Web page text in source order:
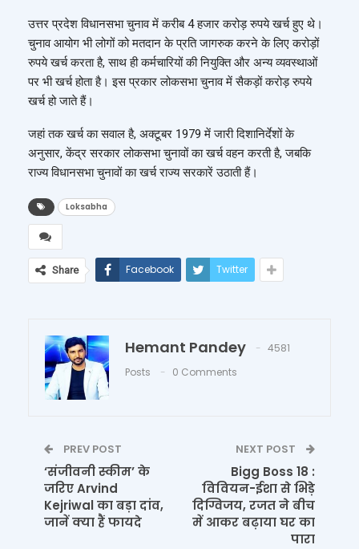
उत्तर प्रदेश विधानसभा चुनाव में करीब 4 हजार करोड़ रुपये खर्च हुए थे।
चुनाव आयोग भी लोगों को मतदान के प्रति जागरुक करने के लिए करोड़ों
रुपये खर्च करता है, साथ ही कर्मचारियों की नियुक्ति और अन्य व्यवस्थाओं
पर भी खर्च होता है। इस प्रकार लोकसभा चुनाव में सैकड़ों करोड़ रुपये
खर्च हो जाते हैं।
जहां तक खर्च का सवाल है, अक्टूबर 1979 में जारी दिशानिर्देशों के
अनुसार, केंद्र सरकार लोकसभा चुनावों का खर्च वहन करती है, जबकि
राज्य विधानसभा चुनावों का खर्च राज्य सरकारें उठाती हैं।
Loksabha
Share Facebook Twitter
Hemant Pandey
4581
Posts
0 Comments
PREV POST
‘संजीवनी स्कीम’ के
जरिए Arvind
Kejriwal का बड़ा दांव,
जानें क्या हैं फायदे
NEXT POST
Bigg Boss 18 :
विवियन-ईशा से भिड़े
दिग्विजय, रजत ने बीच
में आकर बढ़ाया घर का
पारा